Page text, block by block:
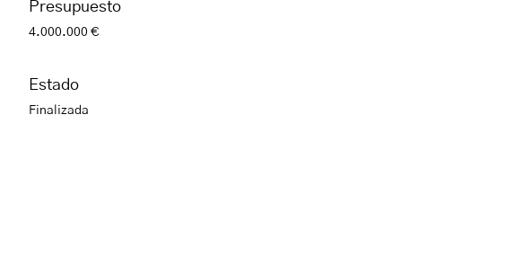
Presupuesto
4.000.000 €
Estado
Finalizada